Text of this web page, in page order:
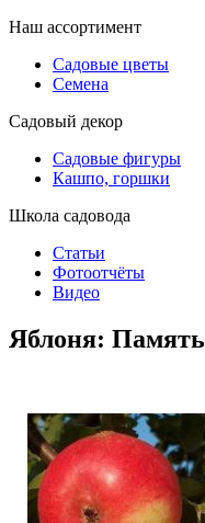
Наш ассортимент
Садовые цветы
Семена
Садовый декор
Садовые фигуры
Кашпо, горшки
Школа садовода
Статьи
Фотоотчёты
Видео
Яблоня: